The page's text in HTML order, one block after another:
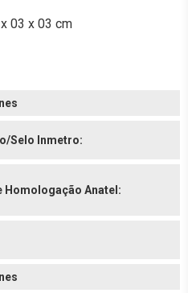
03 x 03 cm
Selo Inmetro:
Homologação Anatel: